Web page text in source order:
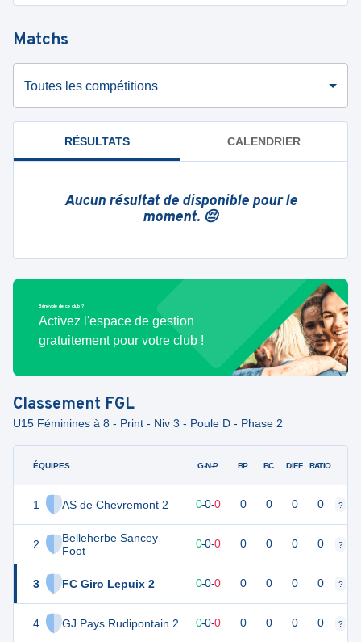
Matchs
Toutes les compétitions
RÉSULTATS CALENDRIER
Aucun résultat de disponible pour le
moment. 😔
Bénévole de ce club ?
Activez l'espace de gestion
gratuitement pour votre club !
Classement FGL
U15 Féminines à 8 - Print - Niv 3 - Poule D - Phase 2
ÉQUIPES
1 AS de Chevremont 2
2
Belleherbe Sancey
Foot
3 FC Giro Lepuix 2
4 GJ Pays Rudipontain 2
G-N-P BP BC DIFF RATIO
0 0-0-0 0 0 0 0 ?
0 0-0-0 0 0 0 0 ?
0 0-0-0 0 0 0 0 ?
0 0 0-0-0 0 0 0 0 ?